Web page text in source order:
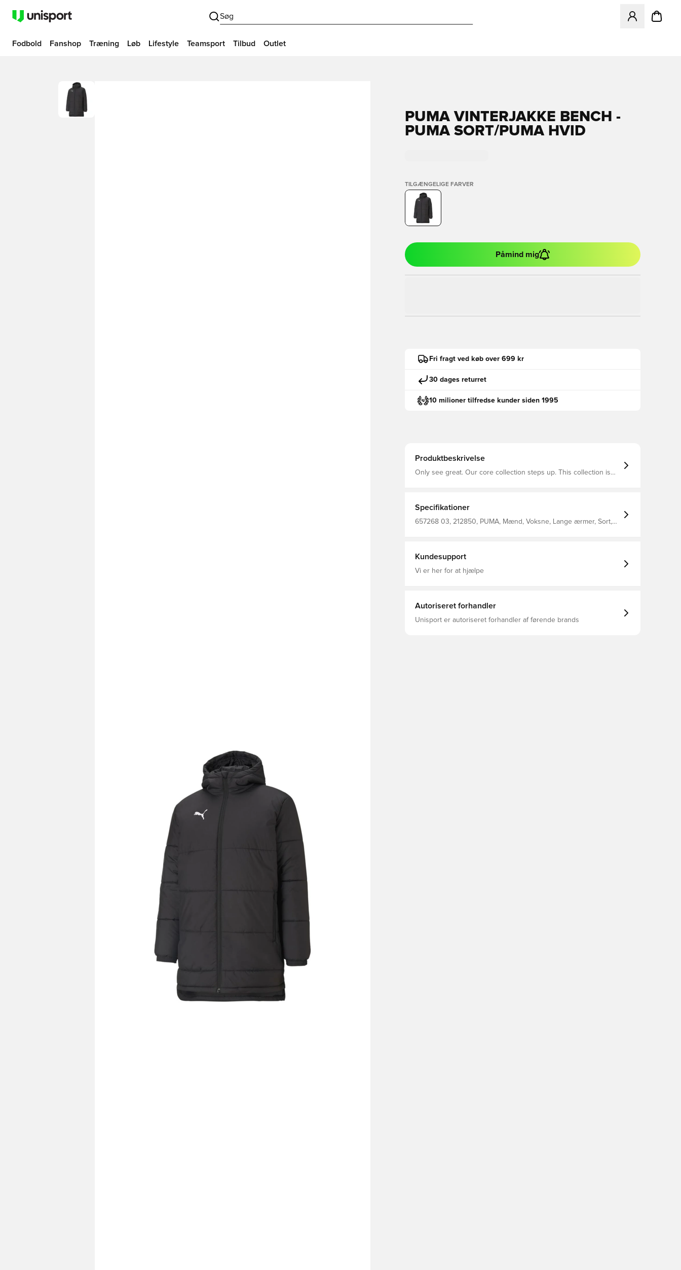
Søg
Åbner en
Fodbold Fanshop Træning Løb Lifestyle Teamsport Tilbud Outlet
PUMA VINTERJAKKE BENCH -
PUMA SORT/PUMA HVID
TILGÆNGELIGE FARVER
Påmind mig
Fri fragt ved køb over 699 kr
30 dages returret
10 milioner tilfredse kunder siden 1995
Produktbeskrivelse
Only see great. Our core collection steps up. This collection is
Specifikationer
657268 03, 212850, PUMA, Mænd, Voksne, Lange ærmer, Sort,
Kundesupport
Vi er her for at hjælpe
Autoriseret forhandler
Unisport er autoriseret forhandler af førende brands